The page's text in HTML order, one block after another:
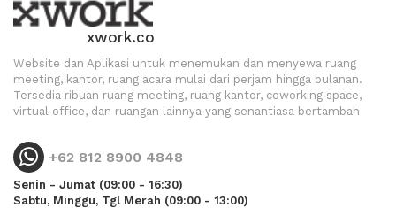
xwork.co
Website dan Aplikasi untuk menemukan dan menyewa ruang
meeting, kantor, ruang acara mulai dari perjam hingga bulanan.
Tersedia ribuan ruang meeting, ruang kantor, coworking space,
virtual office, dan ruangan lainnya yang senantiasa bertambah
+62 812 8900 4848
Senin - Jumat (09:00 - 16:30)
Sabtu, Minggu, Tgl Merah (09:00 - 13:00)